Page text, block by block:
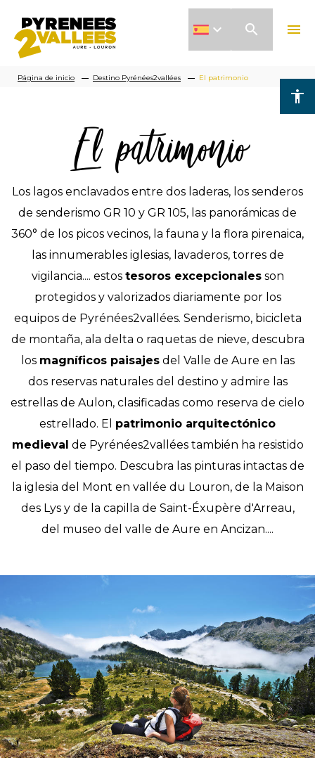
contenido
principal
accessibility
search menu
Sobrescribir
la
navegación
Página de inicio Destino Pyrénées2vallées El patrimonio
El patrimonio
Los lagos enclavados entre dos laderas, los senderos
de senderismo GR 10 y GR 105, las panorámicas de
360° de los picos vecinos, la fauna y la flora pirenaica,
las innumerables iglesias, lavaderos, torres de
vigilancia.... estos tesoros excepcionalesson
protegidos y valorizados diariamente por los
equipos de Pyrénées2vallées. Senderismo, bicicleta
de montaña, ala delta o raquetas de nieve, descubra
los magníficos paisajesdel Valle de Aure en las
dos reservas naturales del destino y admire las
estrellas de Aulon, clasificadas como reserva de cielo
estrellado. El patrimonio arquitectónico
medieval de Pyrénées2vallées también ha resistido
el paso del tiempo. Descubra las pinturas intactas de
la iglesia del Mont en vallée du Louron, de la Maison
des Lys y de la capilla de Saint-Éxupère d'Arreau,
del museo del valle de Aure en Ancizan....